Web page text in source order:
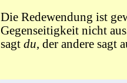
Die Redewendung ist
Gegenseitigkeit nicht
sagt du, der andere sagt